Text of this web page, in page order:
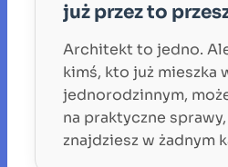
już przez to
Architekt to jedno.
kimś, kto już mieszka
jednorodzinnym,
na praktyczne
znajdziesz w żadnym